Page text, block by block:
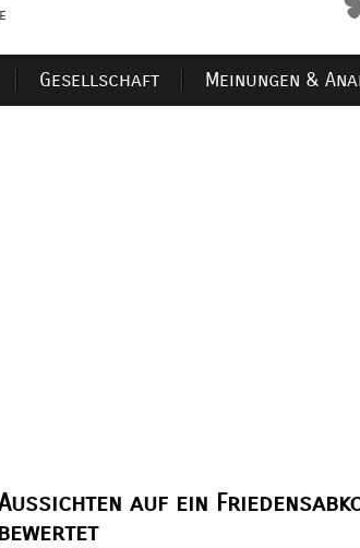
Gesellschaft Meinungen &
auf ein